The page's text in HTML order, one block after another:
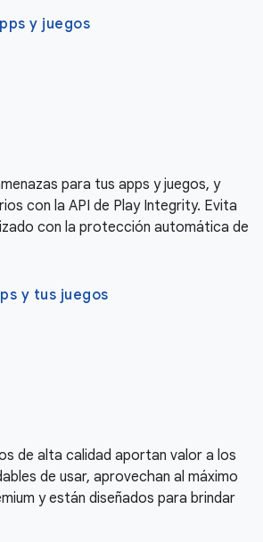
y juegos
para tus apps y juegos, y
con la API de Play Integrity. Evita
con la protección automática de
y tus juegos
de alta calidad aportan valor a los
de usar, aprovechan al máximo
y están diseñados para brindar